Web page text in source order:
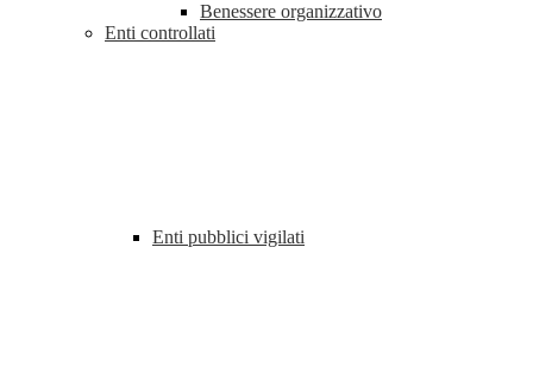
Benessere organizzativo
Enti controllati
Enti pubblici vigilati